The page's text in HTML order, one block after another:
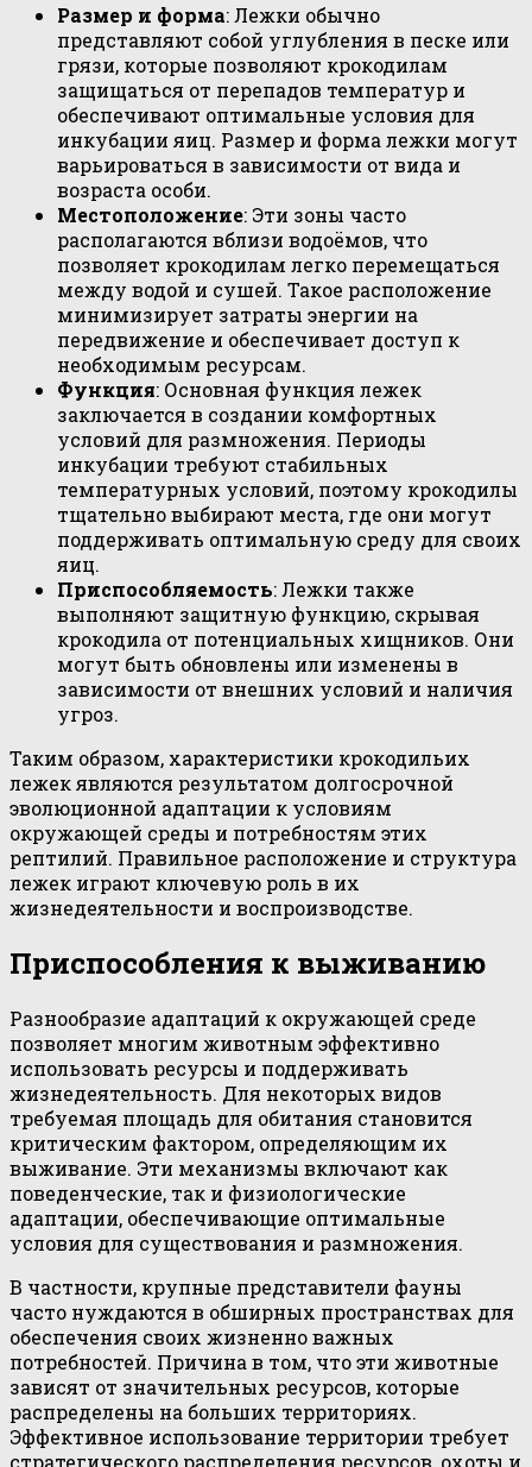
Размер и форма: Лежки обычно
представляют собой углубления в песке или
грязи, которые позволяют крокодилам
защищаться от перепадов температур и
обеспечивают оптимальные условия для
инкубации яиц. Размер и форма лежки могут
варьироваться в зависимости от вида и
возраста особи.
Местоположение: Эти зоны часто
располагаются вблизи водоёмов, что
позволяет крокодилам легко перемещаться
между водой и сушей. Такое расположение
минимизирует затраты энергии на
передвижение и обеспечивает доступ к
необходимым ресурсам.
Функция: Основная функция лежек
заключается в создании комфортных
условий для размножения. Периоды
инкубации требуют стабильных
температурных условий, поэтому крокодилы
тщательно выбирают места, где они могут
поддерживать оптимальную среду для своих
яиц.
Приспособляемость: Лежки также
выполняют защитную функцию, скрывая
крокодила от потенциальных хищников. Они
могут быть обновлены или изменены в
зависимости от внешних условий и наличия
угроз.
Таким образом, характеристики крокодильих
лежек являются результатом долгосрочной
эволюционной адаптации к условиям
окружающей среды и потребностям этих
рептилий. Правильное расположение и структура
лежек играют ключевую роль в их
жизнедеятельности и воспроизводстве.
Приспособления к выживанию
Разнообразие адаптаций к окружающей среде
позволяет многим животным эффективно
использовать ресурсы и поддерживать
жизнедеятельность. Для некоторых видов
требуемая площадь для обитания становится
критическим фактором, определяющим их
выживание. Эти механизмы включают как
поведенческие, так и физиологические
адаптации, обеспечивающие оптимальные
условия для существования и размножения.
В частности, крупные представители фауны
часто нуждаются в обширных пространствах для
обеспечения своих жизненно важных
потребностей. Причина в том, что эти животные
зависят от значительных ресурсов, которые
распределены на больших территориях.
Эффективное использование территории требует
стратегического распределения ресурсов, охоты и